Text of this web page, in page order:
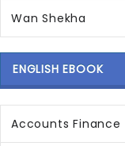
Wan Shekha
ENGLISH EBOOK
Accounts Finance